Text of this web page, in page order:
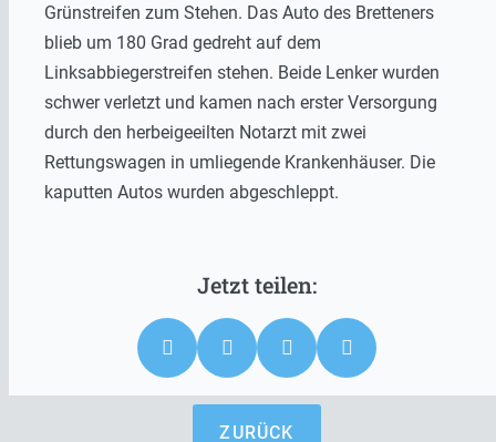
Grünstreifen zum Stehen. Das Auto des Bretteners
blieb um 180 Grad gedreht auf dem
Linksabbiegerstreifen stehen. Beide Lenker wurden
schwer verletzt und kamen nach erster Versorgung
durch den herbeigeeilten Notarzt mit zwei
Rettungswagen in umliegende Krankenhäuser. Die
kaputten Autos wurden abgeschleppt.
ZURÜCK